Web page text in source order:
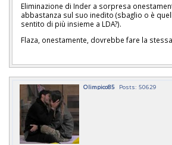
Eliminazione di Inder a sorpresa
abbastanza sul suo inedito (sbaglio o è
sentito di più insieme a LDA?).
Flaza, onestamente, dovrebbe fare la
Olimpico85 Posts: 50629